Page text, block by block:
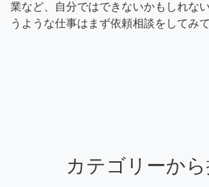
業など、自分ではできないかもしれな
うような仕事はまず依頼相談をしてみ
カテゴリーか